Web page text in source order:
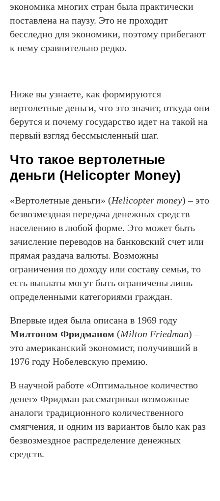
экономика многих стран была практически
поставлена на паузу. Это не проходит
бесследно для экономики, поэтому прибегают
к нему сравнительно редко.
Ниже вы узнаете, как формируются
вертолетные деньги, что это значит, откуда они
берутся и почему государство идет на такой на
первый взгляд бессмысленный шаг.
Что такое вертолетные
деньги (Helicopter Money)
«Вертолетные деньги» (Helicopter money) – это
безвозмездная передача денежных средств
населению в любой форме. Это может быть
зачисление переводов на банковский счет или
прямая раздача валюты. Возможны
ограничения по доходу или составу семьи, то
есть выплаты могут быть ограничены лишь
определенными категориями граждан.
Впервые идея была описана в 1969 году
Милтоном Фридманом (Milton Friedman) –
это американский экономист, получивший в
1976 году Нобелевскую премию.
В научной работе «Оптимальное количество
денег» Фридман рассматривал возможные
аналоги традиционного количественного
смягчения, и одним из вариантов было как раз
безвозмездное распределение денежных
средств.